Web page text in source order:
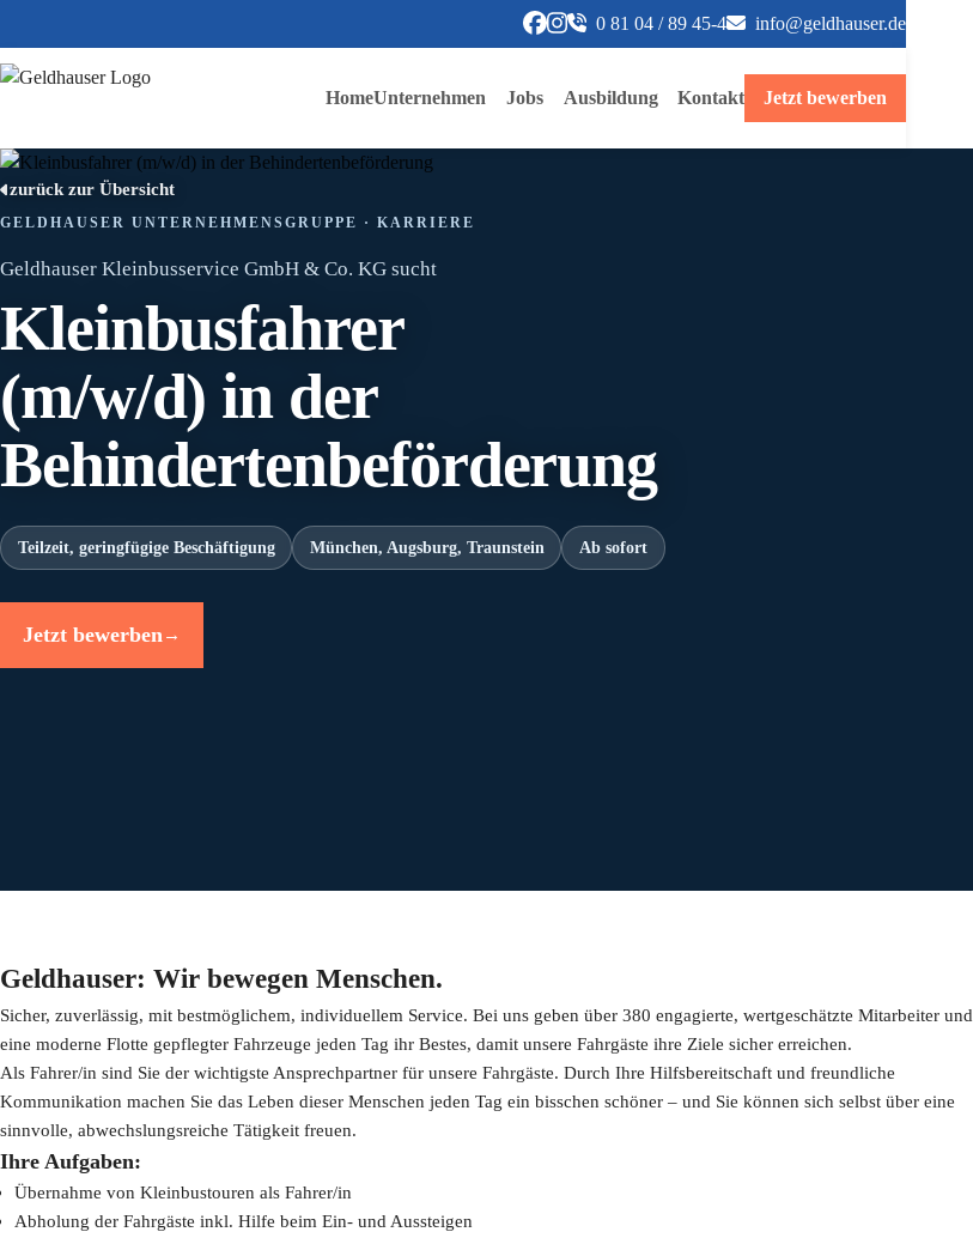
0 81 04 / 89 45-4 info@geldhauser.de
HomeUnternehmen Jobs Ausbildung Kontakt Jetzt bewerben
zurück zur Übersicht
GELDHAUSER UNTERNEHMENSGRUPPE · KARRIERE
Geldhauser Kleinbusservice GmbH & Co. KG sucht
Kleinbusfahrer
(m/w/d) in der
Behindertenbeförderung
Teilzeit, geringfügige Beschäftigung München, Augsburg, Traunstein Ab sofort
Jetzt bewerben→
Geldhauser: Wir bewegen Menschen.
Sicher, zuverlässig, mit bestmöglichem, individuellem Service. Bei uns geben über 380 engagierte, wertgeschätzte Mitarbeiter und
eine moderne Flotte gepflegter Fahrzeuge jeden Tag ihr Bestes, damit unsere Fahrgäste ihre Ziele sicher erreichen.
Als Fahrer/in sind Sie der wichtigste Ansprechpartner für unsere Fahrgäste. Durch Ihre Hilfsbereitschaft und freundliche
Kommunikation machen Sie das Leben dieser Menschen jeden Tag ein bisschen schöner – und Sie können sich selbst über eine
sinnvolle, abwechslungsreiche Tätigkeit freuen.
Ihre Aufgaben:
Übernahme von Kleinbustouren als Fahrer/in
Abholung der Fahrgäste inkl. Hilfe beim Ein- und Aussteigen